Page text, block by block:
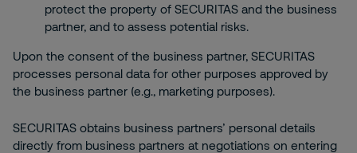
protect the property of SECURITAS and the business
partner, and to assess potential risks.
Upon the consent of the business partner, SECURITAS
processes personal data for other purposes approved by
the business partner (e.g., marketing purposes).
SECURITAS obtains business partners’ personal details
directly from business partners at negotiations on entering